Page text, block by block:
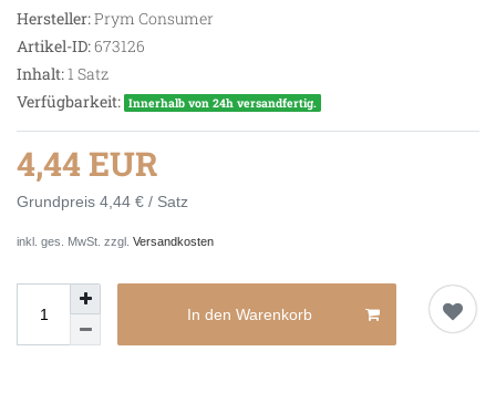
Hersteller:Prym Consumer
Artikel-ID:673126
Inhalt:1 Satz
Verfügbarkeit: Innerhalb von 24h versandfertig.
4,44 EUR
Grundpreis 4,44 € / Satz
inkl. ges. MwSt. zzgl. Versandkosten
In den Warenkorb